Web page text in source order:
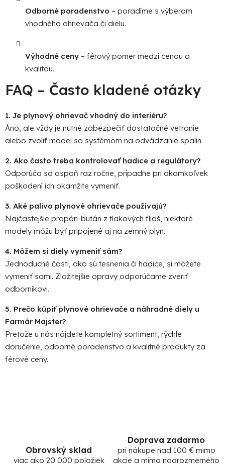
Odborné poradenstvo – poradíme s výberom
vhodného ohrievača či dielu.
Výhodné ceny – férový pomer medzi cenou a
kvalitou.
FAQ – Často kladené otázky
1. Je plynový ohrievač vhodný do interiéru?
Áno, ale vždy je nutné zabezpečiť dostatočné vetranie
alebo zvoliť model so systémom na odvádzanie spalín.
2. Ako často treba kontrolovať hadice a regulátory?
Odporúča sa aspoň raz ročne, prípadne pri akomkoľvek
poškodení ich okamžite vymeniť.
3. Aké palivo plynové ohrievače používajú?
Najčastejšie propán-bután z tlakových fliaš, niektoré
modely môžu byť pripojené aj na zemný plyn.
4. Môžem si diely vymeniť sám?
Jednoduché časti, ako sú tesnenia či hadice, si môžete
vymeniť sami. Zložitejšie opravy odporúčame zveriť
odborníkovi.
5. Prečo kúpiť plynové ohrievače a náhradné diely u
Farmár Majster?
Pretože u nás nájdete kompletný sortiment, rýchle
doručenie, odborné poradenstvo a kvalitné produkty za
férové ceny.
Obrovský sklad
viac ako 20 000 položiek
Doprava zadarmo
pri nákupe nad 100 € mimo
akcie a mimo nadrozmerného